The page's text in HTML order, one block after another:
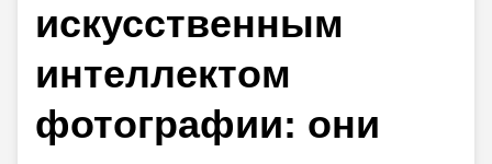
искусственным
интеллектом
фотографии: они